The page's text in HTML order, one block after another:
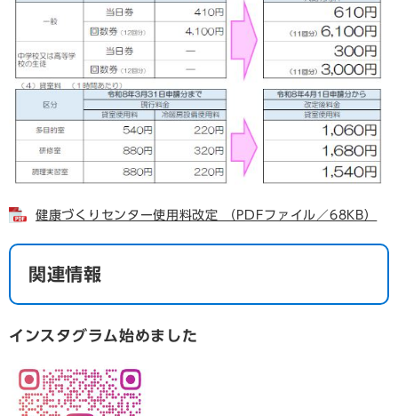
健康づくりセンター使用料改定 （PDFファイル／68KB）
関連情報
インスタグラム始めました